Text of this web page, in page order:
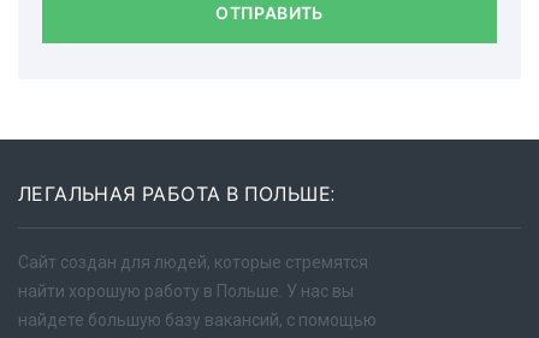
ОТПРАВИТЬ
ЛЕГАЛЬНАЯ РАБОТА В ПОЛЬШЕ:
Сайт создан для людей, которые стремятся
найти хорошую работу в Польше. У нас вы
найдете большую базу вакансий, с помощью